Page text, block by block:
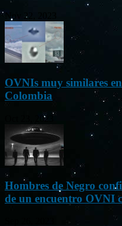
Nov 22, 2023
OVNIs muy similares
Colombia
Oct 23, 2023
Hombres de Negro
de un encuentro OVNI